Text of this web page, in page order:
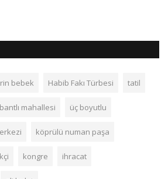
bebek Habib Fakı Türbesi tatil
mahallesi üç boyutlu
köprülü numan paşa
kongre ihracat